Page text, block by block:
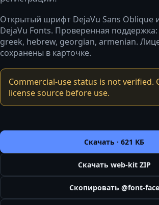
Открытый шрифт DejaVu Sans Oblique
DejaVu Fonts. Проверенная
greek, hebrew, georgian, armenian.
сохранены в карточке.
Commercial-use status is not verified.
license source before use.
Скачать · 621 КБ
Скачать web-kit ZIP
Скопировать @font-face